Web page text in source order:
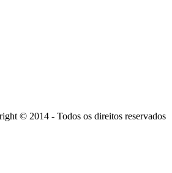
© 2014 - Todos os direitos reservados